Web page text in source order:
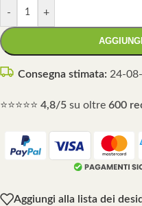
- +
Consegna stimata: 24-
⭐⭐⭐⭐⭐ 4,8/5 su oltre 600
Aggiungi alla lista dei